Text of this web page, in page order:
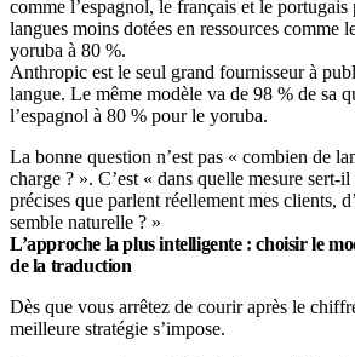
Anthropic est le seul grand fournisseur à
langue. Le même modèle va de 98 % de sa
l’espagnol à 80 % pour le yoruba.
La bonne question n’est pas « combien de
charge ? ». C’est « dans quelle mesure sert-
précises que parlent réellement mes clients,
semble naturelle ? »
L’approche la plus intelligente : choisir le
de la traduction
Dès que vous arrêtez de courir après le
meilleure stratégie s’impose.